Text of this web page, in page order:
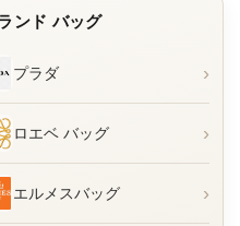
ンド バッグ
プラダ ›
ロエベ バッグ ›
エルメスバッグ ›